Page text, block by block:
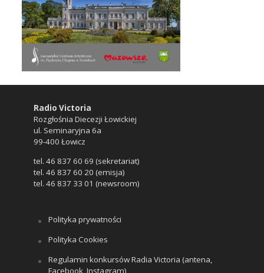
Radio Victoria
Rozgłośnia Diecezji Łowickiej
ul. Seminaryjna 6a
99-400 Łowicz
tel. 46 837 60 69 (sekretariat)
tel. 46 837 60 20 (emisja)
tel. 46 837 33 01 (newsroom)
Polityka prywatności
Polityka Cookies
Regulamin konkursów Radia Victoria (antena,
Facebook, Instagram)